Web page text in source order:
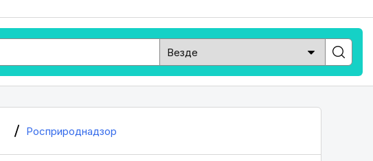
Росприроднадзор